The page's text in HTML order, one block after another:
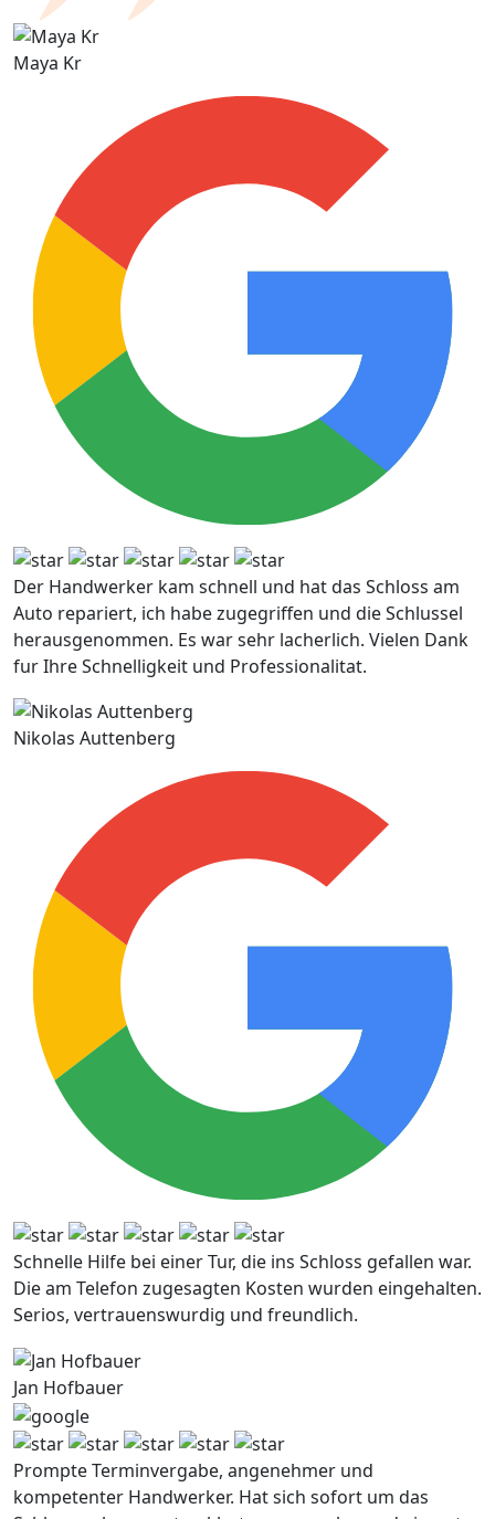
Maya Kr
Der Handwerker kam schnell und hat das Schloss am
Auto repariert, ich habe zugegriffen und die Schlussel
herausgenommen. Es war sehr lacherlich. Vielen Dank
fur Ihre Schnelligkeit und Professionalitat.
Nikolas Auttenberg
Schnelle Hilfe bei einer Tur, die ins Schloss gefallen war.
Die am Telefon zugesagten Kosten wurden eingehalten.
Serios, vertrauenswurdig und freundlich.
Jan Hofbauer
Prompte Terminvergabe, angenehmer und
kompetenter Handwerker. Hat sich sofort um das